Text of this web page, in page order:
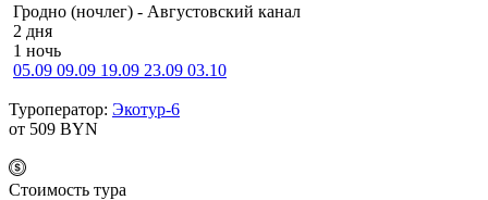
Гродно (ночлег) - Августовский канал
2 дня
1 ночь
05.09 09.09 19.09 23.09 03.10
Туроператор: Экотур-6
от 509 BYN
Cтоимость тура